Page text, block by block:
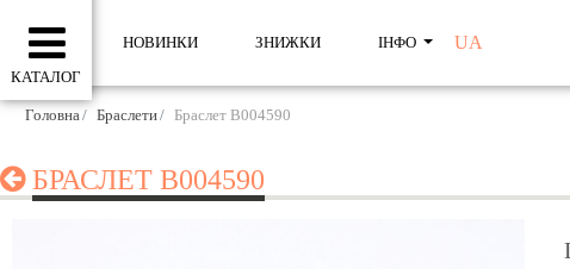
КАТАЛОГ
НОВИНКИ ЗНИЖКИ ІНФО UA
Головна Браслети Браслет B004590
БРАСЛЕТ B004590